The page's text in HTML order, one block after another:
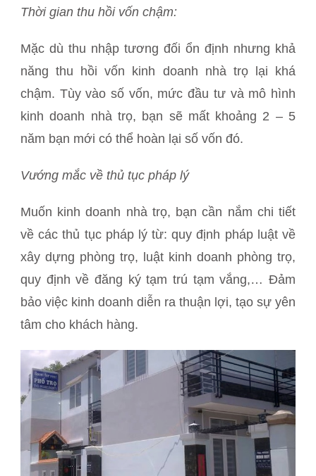
Thời gian thu hồi vốn chậm:
Mặc dù thu nhập tương đối ổn định nhưng khả
năng thu hồi vốn kinh doanh nhà trọ lại khá
chậm. Tùy vào số vốn, mức đầu tư và mô hình
kinh doanh nhà trọ, bạn sẽ mất khoảng 2 – 5
năm bạn mới có thể hoàn lại số vốn đó.
Vướng mắc về thủ tục pháp lý
Muốn kinh doanh nhà trọ, bạn cần nắm chi tiết
về các thủ tục pháp lý từ: quy định pháp luật về
xây dựng phòng trọ, luật kinh doanh phòng trọ,
quy định về đăng ký tạm trú tạm vắng,… Đảm
bảo việc kinh doanh diễn ra thuận lợi, tạo sự yên
tâm cho khách hàng.